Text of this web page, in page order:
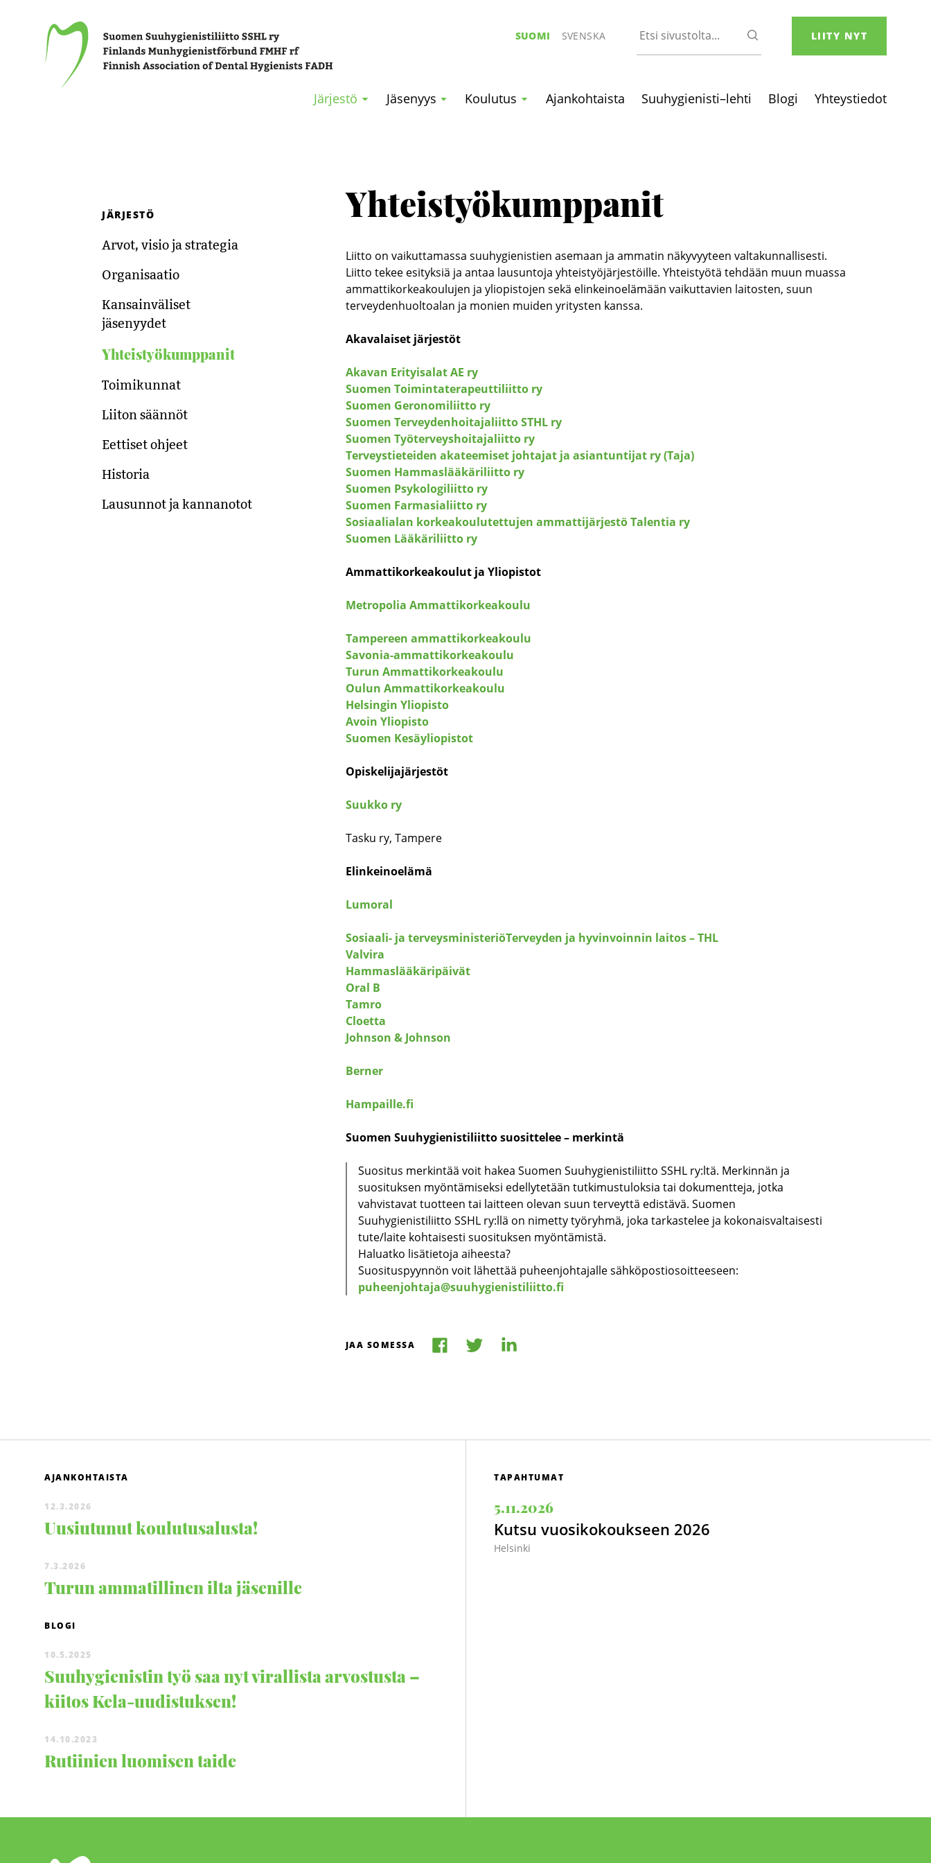
Suomen Suuhygienistiliitto SSHL ry
SUOMI SVENSKA
sivustolta
HAE LIITY NYT
Järjestö Jäsenyys Koulutus Ajankohtaista Suuhygienisti–lehti Blogi Yhteystiedot
JÄRJESTÖ
Arvot, visio ja strategia
Organisaatio
Kansainväliset
jäsenyydet
Yhteistyökumppanit
Toimikunnat
Liiton säännöt
Eettiset ohjeet
Historia
Lausunnot ja kannanotot
Yhteistyökumppanit
Liitto on vaikuttamassa suuhygienistien asemaan ja ammatin näkyvyyteen valtakunnallisesti.
Liitto tekee esityksiä ja antaa lausuntoja yhteistyöjärjestöille. Yhteistyötä tehdään muun muassa
ammattikorkeakoulujen ja yliopistojen sekä elinkeinoelämään vaikuttavien laitosten, suun
terveydenhuoltoalan ja monien muiden yritysten kanssa.
Akavalaiset järjestöt
Akavan Erityisalat AE ry
Suomen Toimintaterapeuttiliitto ry
Suomen Geronomiliitto ry
Suomen Terveydenhoitajaliitto STHL ry
Suomen Työterveyshoitajaliitto ry
Terveystieteiden akateemiset johtajat ja asiantuntijat ry (Taja)
Suomen Hammaslääkäriliitto ry
Suomen Psykologiliitto ry
Suomen Farmasialiitto ry
Sosiaalialan korkeakoulutettujen ammattijärjestö Talentia ry
Suomen Lääkäriliitto ry
Ammattikorkeakoulut ja Yliopistot
Metropolia Ammattikorkeakoulu
Tampereen ammattikorkeakoulu
Savonia-ammattikorkeakoulu
Turun Ammattikorkeakoulu
Oulun Ammattikorkeakoulu
Helsingin Yliopisto
Avoin Yliopisto
Suomen Kesäyliopistot
Opiskelijajärjestöt
Suukko ry
Tasku ry, Tampere
Elinkeinoelämä
Lumoral
Sosiaali- ja terveysministeriöTerveyden ja hyvinvoinnin laitos – THL
Valvira
Hammaslääkäripäivät
Oral B
Tamro
Cloetta
Johnson & Johnson
Berner
Hampaille.fi
Suomen Suuhygienistiliitto suosittelee – merkintä
Suositus merkintää voit hakea Suomen Suuhygienistiliitto SSHL ry:ltä. Merkinnän ja
suosituksen myöntämiseksi edellytetään tutkimustuloksia tai dokumentteja, jotka
vahvistavat tuotteen tai laitteen olevan suun terveyttä edistävä. Suomen
Suuhygienistiliitto SSHL ry:llä on nimetty työryhmä, joka tarkastelee ja kokonaisvaltaisesti
tute/laite kohtaisesti suosituksen myöntämistä.
Haluatko lisätietoja aiheesta?
Suosituspyynnön voit lähettää puheenjohtajalle sähköpostiosoitteeseen:
puheenjohtaja@suuhygienistiliitto.fi
JAA SOMESSA
Jaa
Jaa
AJANKOHTAISTA
12.3.2026
Uusiutunut koulutusalusta!
7.3.2026
Turun ammatillinen ilta jäsenille
BLOGI
10.5.2025
Suuhygienistin työ saa nyt virallista arvostusta –
kiitos Kela-uudistuksen!
14.10.2023
Rutiinien luomisen taide
TAPAHTUMAT
5.11.2026
Kutsu vuosikokoukseen 2026
Helsinki